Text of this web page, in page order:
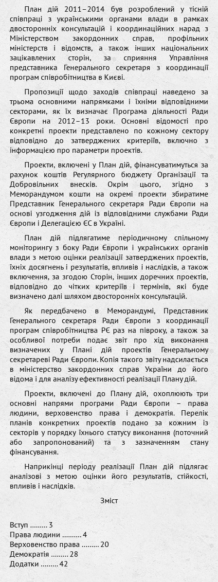
План дій 2011–2014 був розроблений у тісній
співпраці з українськими органами влади в рамках
двосторонніх консультацій і координаційних нарад з
Міністерством закордонних справ, профільних
міністерств і відомств, а також інших національних
зацікавлених сторін, за сприяння Управління
представника Генерального секретаря з координації
програм співробітництва в Києві.
Пропозиції щодо заходів співпраці наведено за
трьома основними напрямками і їхніми відповідними
секторами, як їх визначає Програма діяльності Ради
Європи на 2012–13 роки. Основні відомості про
конкретні проекти представлено по кожному сектору
відповідно до затверджених критеріїв, включно з
інформацією про параметри проектів.
Проекти, включені у План дій, фінансуватимуться за
рахунок коштів Регулярного бюджету Організації та
Добровільних внесків. Окрім цього, згідно з
Меморандумом кошти на окремі проекти збиратиме
Представник Генерального секретаря Ради Європи на
основі узгодження дій із відповідними службами Ради
Європи і Делегацією ЄС в Україні.
План дій підлягатиме періодичному спільному
моніторингу з боку Ради Європи і українських органів
влади з метою оцінки реалізації затверджених проектів,
їхніх досягнень і результатів, впливів і наслідків, а також
включення, за згодою Сторін, інших доречних проектів,
відповідно до чітких критеріїв і термінів, які буде
визначено далі шляхом двосторонніх консультацій.
Як передбачено в Меморандумі, Представник
Генерального секретаря Ради Європи з координації
програм співробітництва РЄ раз на півроку, а також за
особливої потреби подає звіт про хід виконання
визначених у Плані дій проектів Генеральному
секретареві Ради Європи. Копія такого звіту надсилається
в міністерство закордонних справ України до його
відома і для аналізу ефективності реалізації Плану дій.
Проекти, включені до Плану дій, охоплюють три
основні напрями програми Ради Європи – права
людини, верховенство права і демократія. Перелік
планів конкретних проектів подано за кожним із
секторів у порядку їхнього статусу виконання (поточний
або запропонований) та з зазначенням стану
фінансування.
Наприкінці періоду реалізації План дій підлягає
аналізові з метою оцінки його результатів, стійкості,
впливів і наслідків.
Зміст
Вступ ......... 3
Права людини .......... 4
Верховенство права ......... 20
Демократія ......... 28
Додатки ......... 42